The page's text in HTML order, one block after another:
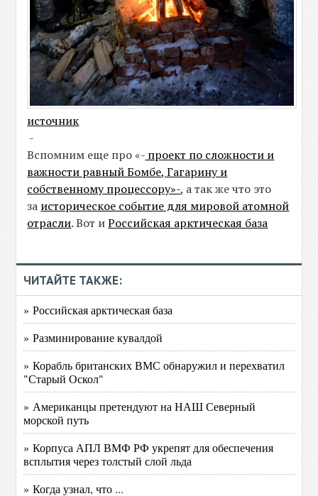
источник
-
Вспомним еще про «- проект по сложности и
важности равный Бомбе, Гагарину и
собственному процессору»-, а так же что это
за историческое событие для мировой атомной
отрасли. Вот иРоссийская арктическая база
ЧИТАЙТЕ ТАКЖЕ:
» Российская арктическая база
» Разминирование кувалдой
» Корабль британских ВМС обнаружил и перехватил
"Старый Оскол"
» Американцы претендуют на НАШ Северный
морской путь
» Корпуса АПЛ ВМФ РФ укрепят для обеспечения
всплытия через толстый слой льда
» Когда узнал, что ...